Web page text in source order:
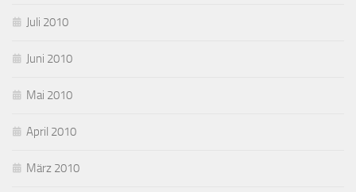
Juli 2010
Juni 2010
Mai 2010
April 2010
März 2010